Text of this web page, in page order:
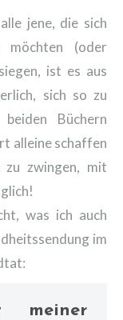
jene, die sich
möchten (oder
ist es aus
sich so zu
Büchern
alleine schaffen
zwingen, mit
was ich auch
im
meiner